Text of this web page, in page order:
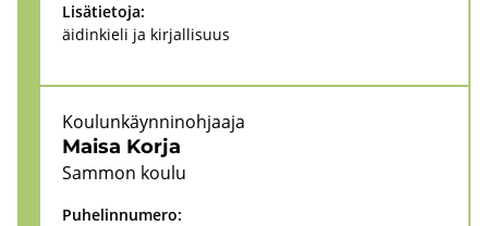
Li­sä­tie­to­ja:
äi­din­kie­li ja kir­jal­li­suus
Maisa Korja
Kou­lun­käyn­ni­noh­jaa­ja
Sam­mon koulu
Pu­he­lin­nu­me­ro: